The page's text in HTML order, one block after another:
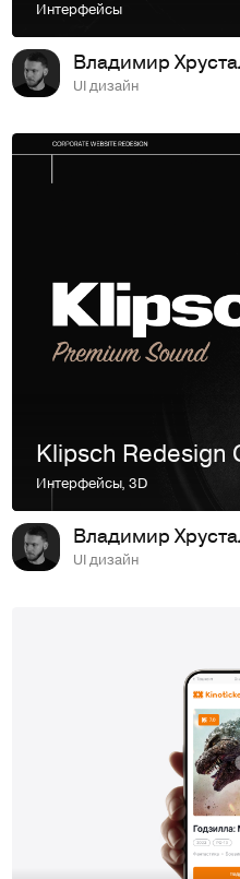
Интерфейсы
Владимир
UI дизайн
Интерфейсы,3D
Владимир
UI дизайн